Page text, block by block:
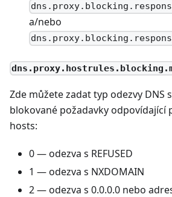
a/nebo
Zde můžete zadat typ odezvy DNS
blokované požadavky odpovídající
hosts:
0 — odezva s REFUSED
1 — odezva s NXDOMAIN
2 — odezva s 0.0.0.0 nebo